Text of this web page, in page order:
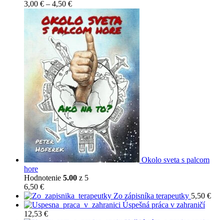
3,00 € – 4,50 €Price
range:
3,00 €
through
4,50 €
Okolo sveta s palcom
hore
Hodnotenie 5.00 z 5
6,50 €
Zo zápisníka terapeutky 5,50 €
Úspešná práca v zahraničí
12,53 €